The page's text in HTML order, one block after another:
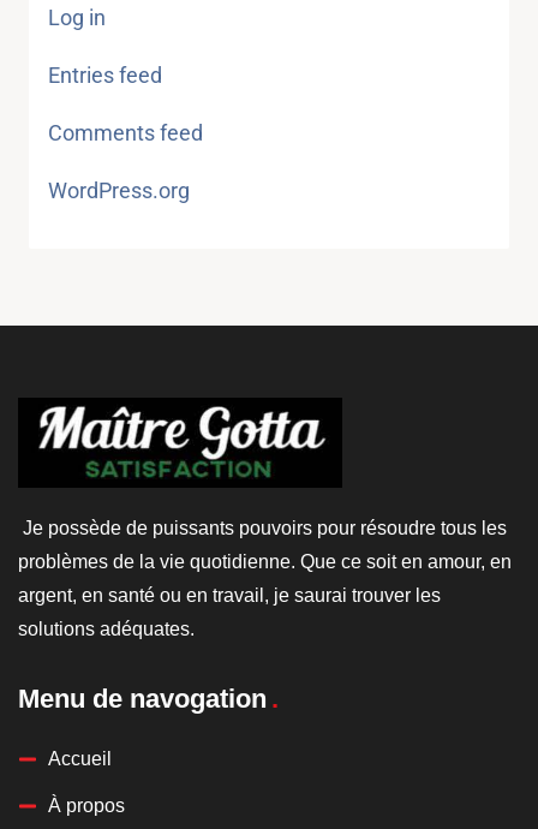
Log in
Entries feed
Comments feed
WordPress.org
Je possède de puissants pouvoirs pour résoudre tous les
problèmes de la vie quotidienne. Que ce soit en amour, en
argent, en santé ou en travail, je saurai trouver les
solutions adéquates.
Menu de navogation
Accueil
À propos